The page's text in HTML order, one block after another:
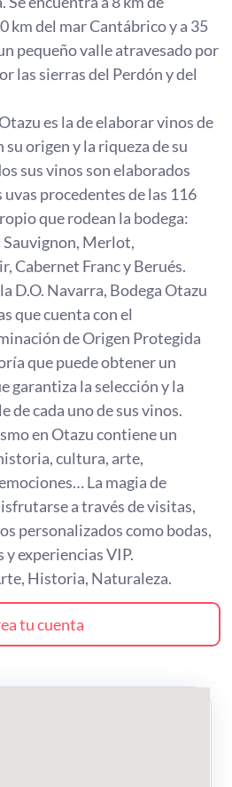
km del mar Cantábrico y a 35
pequeño valle atravesado por
las sierras del Perdón y del
es la de elaborar vinos de
origen y la riqueza de su
sus vinos son elaborados
procedentes de las 116
que rodean la bodega:
Merlot,
Cabernet Franc y Berués.
D.O. Navarra, Bodega Otazu
que cuenta con el
de Origen Protegida
que puede obtener un
garantiza la selección y la
cada uno de sus vinos.
en Otazu contiene un
cultura, arte,
La magia de
a través de visitas,
personalizados como bodas,
y experiencias VIP.
Historia, Naturaleza.
tu cuenta